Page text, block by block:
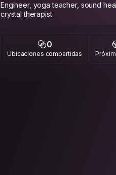
Engineer, yoga teacher, sound
crystal therapist
0
Ubicaciones compartidas